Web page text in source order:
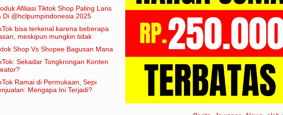
Afiliasi Tiktok Shop Paling Laris
Di @hclpumpindonesia 2025
bisa terkenal karena beberapa
meskipun mungkin tidak
Shop Vs Shopee Bagusan Mana
Sekadar Tongkrongan Konten
Ramai di Permukaan, Sepi
Mengapa Ini Terjadi?